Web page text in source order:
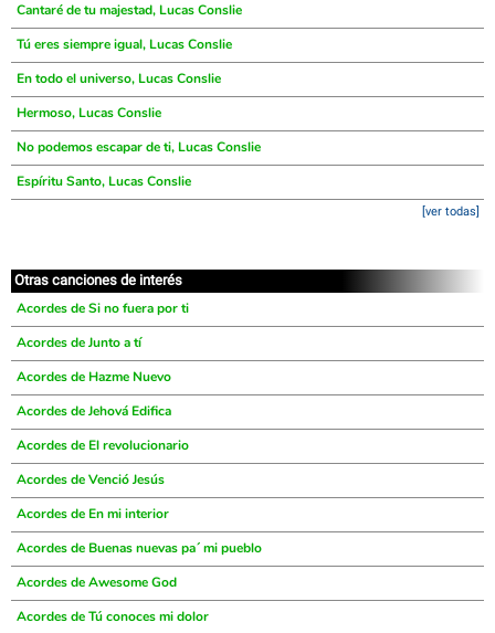
Cantaré de tu majestad, Lucas Conslie
Tú eres siempre igual, Lucas Conslie
En todo el universo, Lucas Conslie
Hermoso, Lucas Conslie
No podemos escapar de ti, Lucas Conslie
Espíritu Santo, Lucas Conslie
[ver todas]
Otras canciones de interés
Acordes de Si no fuera por ti
Acordes de Junto a tí
Acordes de Hazme Nuevo
Acordes de Jehová Edifica
Acordes de El revolucionario
Acordes de Venció Jesús
Acordes de En mi interior
Acordes de Buenas nuevas pa´ mi pueblo
Acordes de Awesome God
Acordes de Tú conoces mi dolor